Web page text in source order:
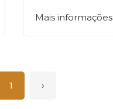
Mais informações
1 ›